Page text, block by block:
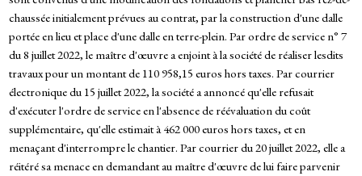
chaussée initialement prévues au contrat, par la construction d'une dalle
portée en lieu et place d'une dalle en terre-plein. Par ordre de service n° 7
du 8 juillet 2022, le maître d'œuvre a enjoint à la société de réaliser lesdits
travaux pour un montant de 110 958,15 euros hors taxes. Par courrier
électronique du 15 juillet 2022, la société a annoncé qu'elle refusait
d'exécuter l'ordre de service en l'absence de réévaluation du coût
supplémentaire, qu'elle estimait à 462 000 euros hors taxes, et en
menaçant d'interrompre le chantier. Par courrier du 20 juillet 2022, elle a
réitéré sa menace en demandant au maître d'œuvre de lui faire parvenir